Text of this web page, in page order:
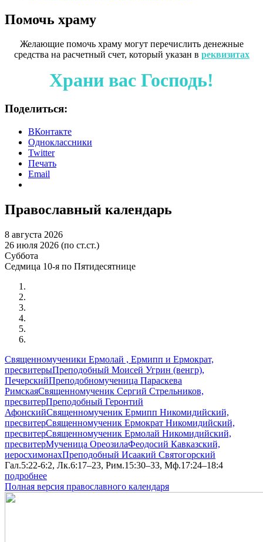
Помочь храму
Желающие помочь храму могут перечислить денежные
средства на расчетный счет, который указан в реквизитах
Храни вас Господь!
Поделиться:
ВКонтакте
Одноклассники
Twitter
Печать
Email
Православный календарь
8 августа 2026
26 июля 2026 (по ст.ст.)
Суббота
Седмица 10-я по Пятидесятнице
Священномученики Ермолай , Ермипп и Ермократ,
пресвитерыПреподобный Моисей Угрин (венгр),
ПечерскийПреподобномученица Параскева
РимскаяСвященномученик Сергий Стрельников,
пресвитерПреподобный Геронтий
АфонскийСвященномученик Ермипп Никомидийский,
пресвитерСвященномученик Ермократ Никомидийский,
пресвитерСвященномученик Ермолай Никомидийский,
пресвитерМученица ОреозилаФеодосий Кавказский,
иеросхимонахПреподобный Исаакий Святогорский
Гал.5:22-6:2, Лк.6:17–23, Рим.15:30–33, Мф.17:24–18:4
подробнее
Полная версия православного календаря